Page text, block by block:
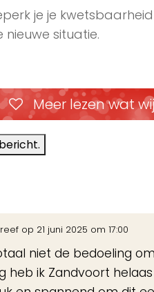
je je
situatie.
Meer lezen wat
op 21 juni 2025 om 17:00
niet de bedoeling
heb ik Zandvoort